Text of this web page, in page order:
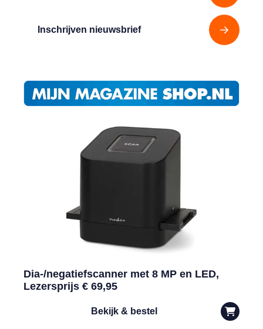
Inschrijven nieuwsbrief
Dia-/negatiefscanner met 8 MP en LED,
Lezersprijs € 69,95
Bekijk & bestel